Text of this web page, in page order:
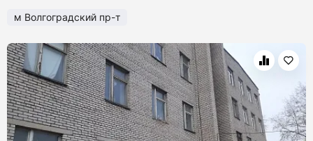
м Волгоградский пр-т